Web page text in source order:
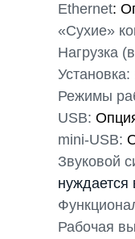
Ethernet:
«Сухие»
Нагрузка
Установка:
Режимы
USB:
mini-USB:
Звуковой
нуждается
Рабочая